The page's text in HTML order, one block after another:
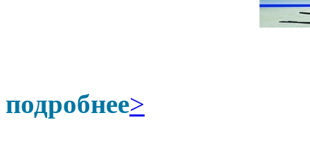
подробнее>